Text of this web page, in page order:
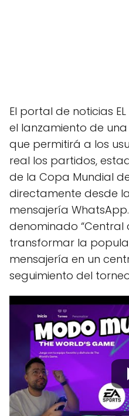
El portal de noticias
el lanzamiento de
que permitirá a los
real los partidos,
de la Copa Mundial de
directamente desde
mensajería
denominado “Central
transformar la
mensajería en un
seguimiento del